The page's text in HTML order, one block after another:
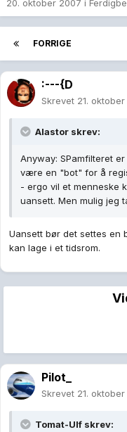
20. oktober 2007 i
FORRIGE
:---{D
Skrevet 21.
Alastor skrev:
Anyway: SPamfilteret
være en "bot" for å
- ergo vil et menneske
uansett. Men mulig jeg
Uansett bør det settes en
kan lage i et tidsrom.
Pilot_
Skrevet 21.
Tomat-Ulf skrev: